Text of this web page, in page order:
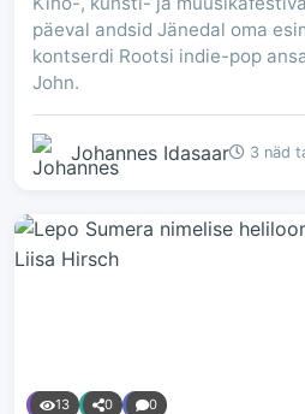
päeval andsid Jänedal oma
kontserdi Rootsi indie-pop
John.
Johannes Idasaar 3 näd
13 0 0